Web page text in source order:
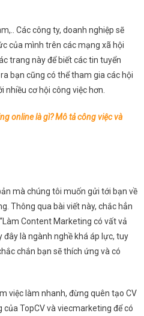
Các công ty, doanh nghiệp sẽ
của mình trên các mạng xã hội
trang này để biết các tin tuyển
bạn cũng có thể tham gia các hội
cơ hội công việc hơn.
online là gì? Mô tả công việc và
mà chúng tôi muốn gửi tới bạn về
Thông qua bài viết này, chắc hẳn
Content Marketing có vất vả
đây là ngành nghề khá áp lực, tuy
chắn bạn sẽ thích ứng và có
việc làm nhanh, đừng quên tạo CV
TopCV và viecmarketing để có